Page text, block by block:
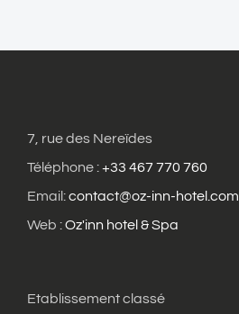
7, rue des Nereïdes
Téléphone :+33 467 770 760
Email:contact@oz-inn-hotel.com
Web :Oz'inn hotel & Spa
Etablissement classé